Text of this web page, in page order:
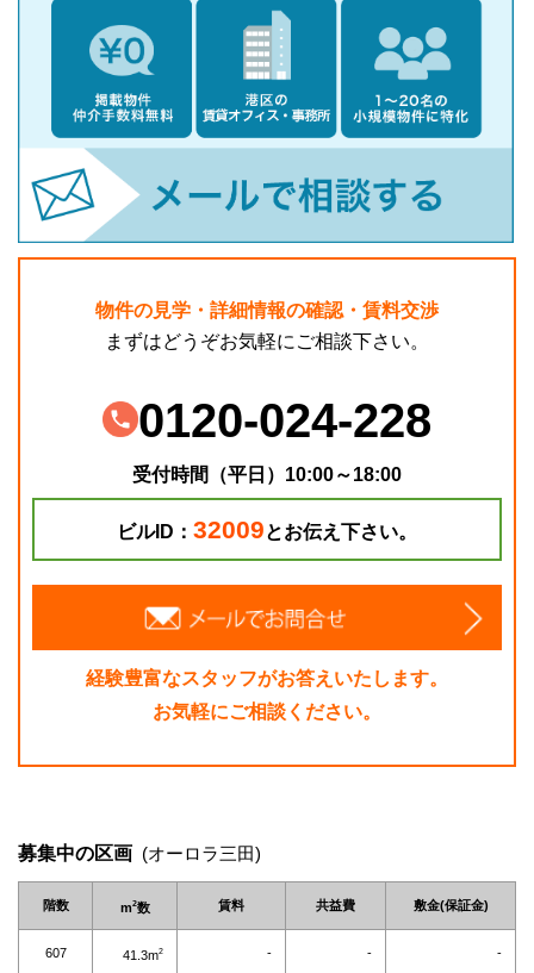
物件の見学・詳細情報の確認・賃料交渉
まずはどうぞお気軽にご相談下さい。
0120-024-228
受付時間（平日）10:00～18:00
ビルID： 32009とお伝え下さい。
経験豊富なスタッフがお答えいたします。
お気軽にご相談ください。
募集中の区画 (オーロラ三田)